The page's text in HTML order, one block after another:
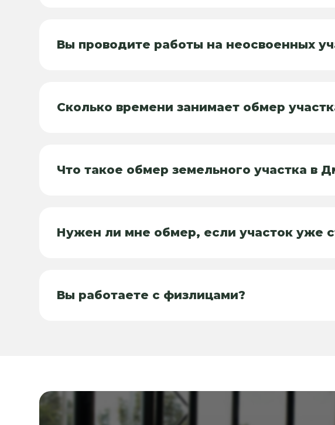
Вы проводите работы на неосвоенных
Сколько времени занимает обмер
Что такое обмер земельного участка в
Нужен ли мне обмер, если участок уже
Вы работаете с физлицами?